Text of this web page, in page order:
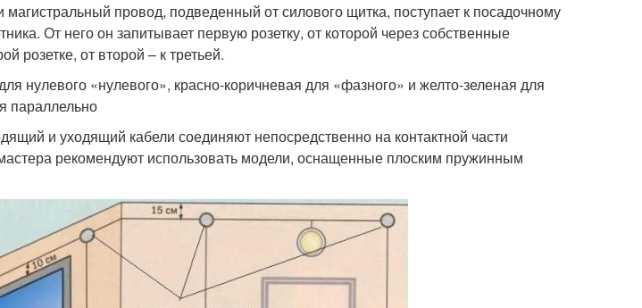
провод, подведенный от силового щитка, поступает к посадочному
От него он запитывает первую розетку, от которой через собственные
розетке, от второй – к третьей.
нулевого «нулевого», красно-коричневая для «фазного» и желто-зеленая для
параллельно
и уходящий кабели соединяют непосредственно на контактной части
рекомендуют использовать модели, оснащенные плоским пружинным